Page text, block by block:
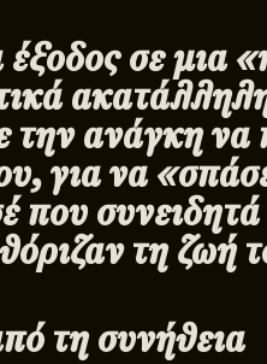
σε μια
την ανάγκη να
για να
που
τη ζωή
τη συνήθεια